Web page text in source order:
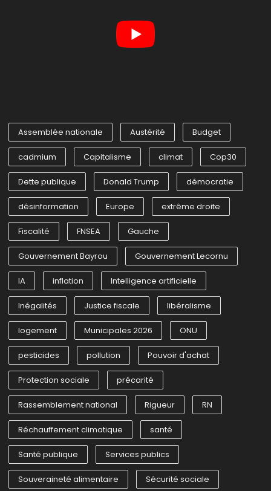
Assemblée nationale Austérité Budget
cadmium Capitalisme climat Cop30
Dette publique Donald Trump démocratie
désinformation Europe extrême droite
Fiscalité FNSEA Gauche
Gouvernement Bayrou Gouvernement Lecornu
IA inflation Intelligence artificielle
Inégalités Justice fiscale libéralisme
logement Municipales 2026 ONU
pesticides pollution Pouvoir d'achat
Protection sociale précarité
Rassemblement national Rigueur RN
Réchauffement climatique santé
Santé publique Services publics
Souveraineté alimentaire Sécurité sociale